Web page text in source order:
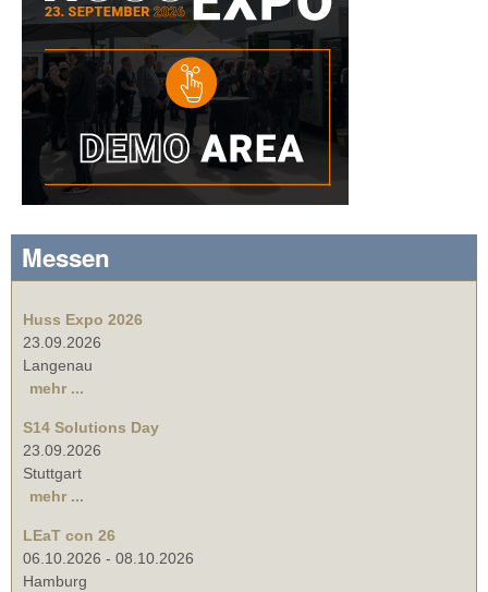
Messen
Huss Expo 2026
23.09.2026
Langenau
mehr ...
S14 Solutions Day
23.09.2026
Stuttgart
mehr ...
LEaT con 26
06.10.2026 - 08.10.2026
Hamburg